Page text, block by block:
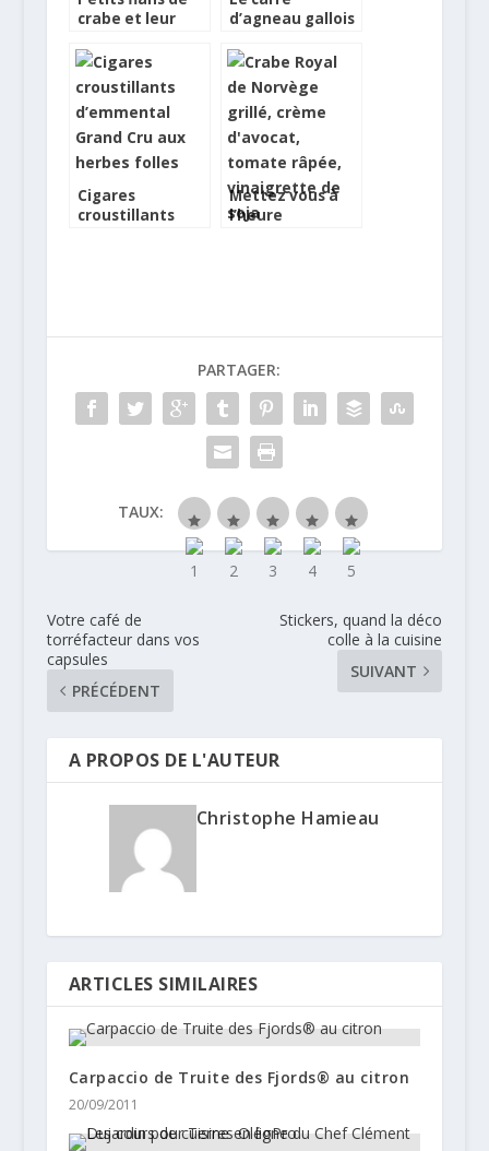
crabe et leur
d’agneau gallois
cuisiné par
Antoine Heerah
Cigares
croustillants
Mettez vous à
l’heure
PARTAGER:
TAUX:
Votre café de
torréfacteur dans vos
capsules
PRÉCÉDENT
Stickers, quand la déco
colle à la cuisine
SUIVANT
A PROPOS DE L'AUTEUR
Christophe Hamieau
ARTICLES SIMILAIRES
Carpaccio de Truite des Fjords® au citron
20/09/2011